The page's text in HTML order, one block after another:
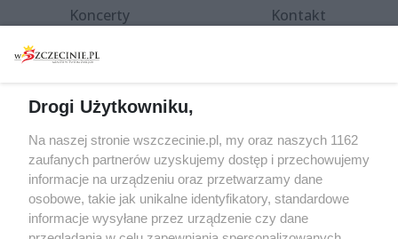
Koncerty
Spacery i oprowadzania
targi
Wernisaże
Więcej
Kontakt
Specjalny koncert z okazji
20. urodzin portalu
wSzczecinie.pl
Regulamin konkursów
śniadaniówka "Hej
Drogi Użytkowniku,
Na naszej stronie wszczecinie.pl, my oraz naszych 1162
zaufanych partnerów uzyskujemy dostęp i przechowujemy
informacje na urządzeniu oraz przetwarzamy dane
osobowe, takie jak unikalne identyfikatory, standardowe
informacje wysyłane przez urządzenie czy dane